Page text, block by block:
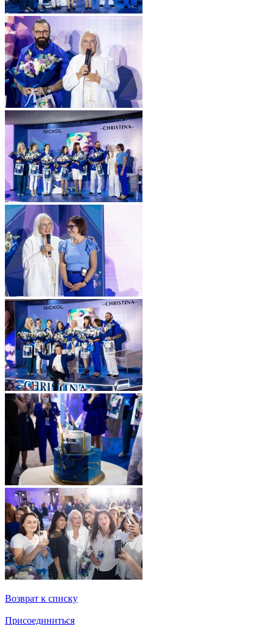
Возврат к списку
Присоединиться